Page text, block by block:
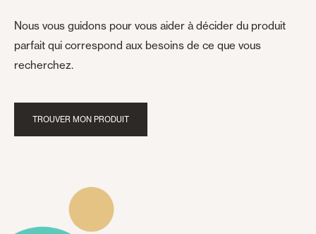
Nous vous guidons pour vous aider à décider du produit
parfait qui correspond aux besoins de ce que vous
recherchez.
TROUVER MON PRODUIT